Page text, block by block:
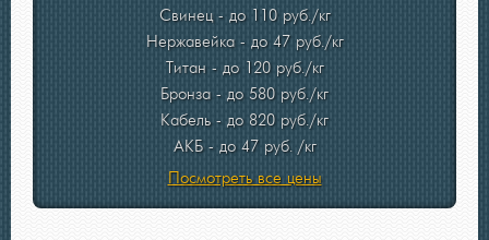
Свинец - до 110 руб./кг
Нержавейка - до 47 руб./кг
Титан - до 120 руб./кг
Бронза - до 580 руб./кг
Кабель - до 820 руб./кг
АКБ - до 47 руб. /кг
Посмотреть все цены